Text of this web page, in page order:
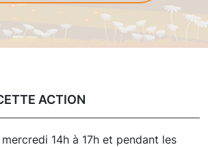
ACTION
14h à 17h et pendant les